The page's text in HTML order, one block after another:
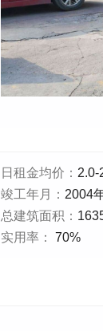
日租金均价： 2.0-
竣工年月： 2004
总建筑面积：
实用率：
70%